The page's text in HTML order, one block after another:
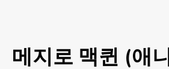
메지로 맥퀸 (애